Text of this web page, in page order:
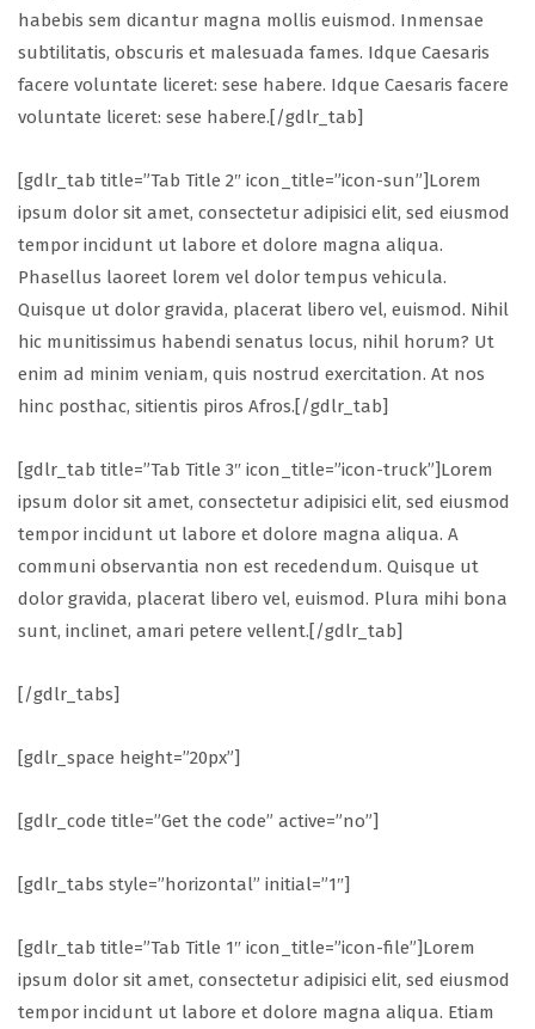
habebis sem dicantur magna mollis euismod. Inmensae
subtilitatis, obscuris et malesuada fames. Idque Caesaris
facere voluntate liceret: sese habere. Idque Caesaris facere
voluntate liceret: sese habere.[/gdlr_tab]
[gdlr_tab title=”Tab Title 2″ icon_title=”icon-sun”]Lorem
ipsum dolor sit amet, consectetur adipisici elit, sed eiusmod
tempor incidunt ut labore et dolore magna aliqua.
Phasellus laoreet lorem vel dolor tempus vehicula.
Quisque ut dolor gravida, placerat libero vel, euismod. Nihil
hic munitissimus habendi senatus locus, nihil horum? Ut
enim ad minim veniam, quis nostrud exercitation. At nos
hinc posthac, sitientis piros Afros.[/gdlr_tab]
[gdlr_tab title=”Tab Title 3″ icon_title=”icon-truck”]Lorem
ipsum dolor sit amet, consectetur adipisici elit, sed eiusmod
tempor incidunt ut labore et dolore magna aliqua. A
communi observantia non est recedendum. Quisque ut
dolor gravida, placerat libero vel, euismod. Plura mihi bona
sunt, inclinet, amari petere vellent.[/gdlr_tab]
[/gdlr_tabs]
[gdlr_space height=”20px”]
[gdlr_code title=”Get the code” active=”no”]
[gdlr_tabs style=”horizontal” initial=”1″]
[gdlr_tab title=”Tab Title 1″ icon_title=”icon-file”]Lorem
ipsum dolor sit amet, consectetur adipisici elit, sed eiusmod
tempor incidunt ut labore et dolore magna aliqua. Etiam